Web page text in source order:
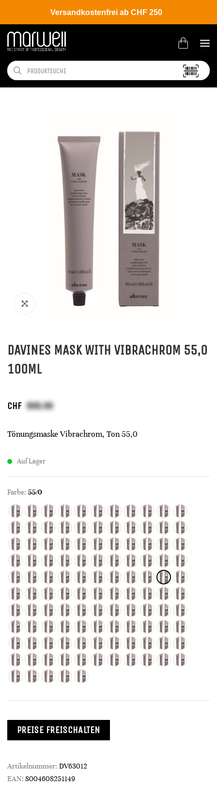
Versandkostenfrei ab CHF 250
Shop Brands Davines Colour
DAVINES MASK WITH VIBRACHROM 55,0
100ML
CHF
Tönungsmaske Vibrachrom, Ton 55,0
Auf Lager
Farbe: 55/0
PREISE FREISCHALTEN
Artikelnummer: DV63012
EAN: 8004608251149